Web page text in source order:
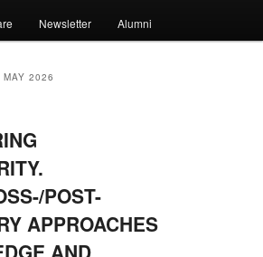
Newsletter Alumni
MAY 2026
POST-
APPROACHES